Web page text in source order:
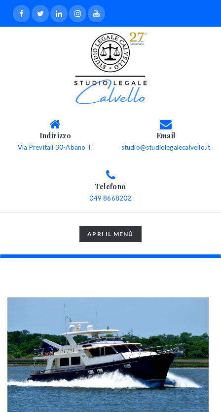
Indirizzo
Via Previtali 30-Abano T.
Email
studio@studiolegalecalvello.it
Telefono
049 8668202
TOGGLE
NAVIGATION
APRI IL MENÚ